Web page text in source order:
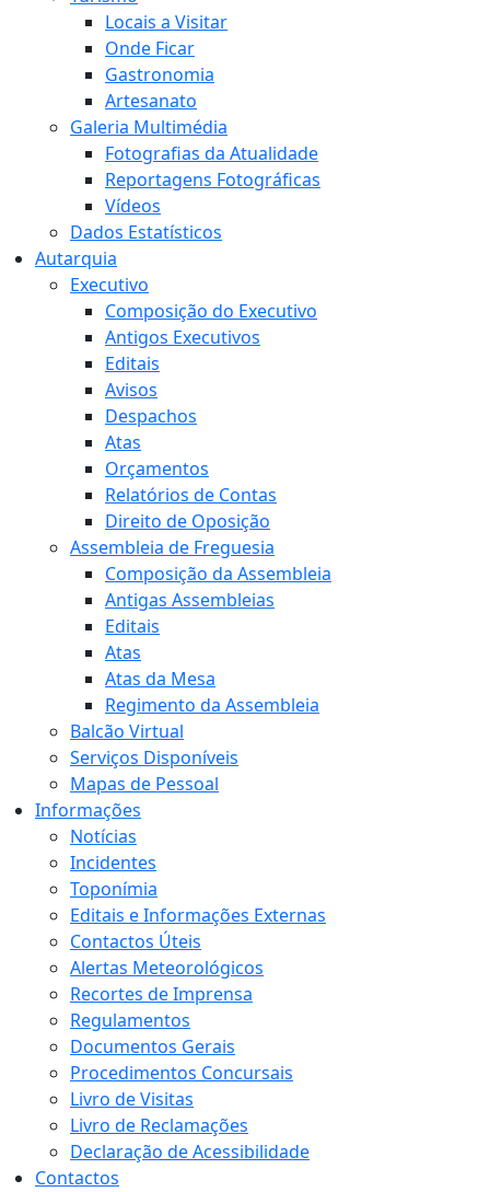
Locais a Visitar
Onde Ficar
Gastronomia
Artesanato
Galeria Multimédia
Fotografias da Atualidade
Reportagens Fotográficas
Vídeos
Dados Estatísticos
Autarquia
Executivo
Composição do Executivo
Antigos Executivos
Editais
Avisos
Despachos
Atas
Orçamentos
Relatórios de Contas
Direito de Oposição
Assembleia de Freguesia
Composição da Assembleia
Antigas Assembleias
Editais
Atas
Atas da Mesa
Regimento da Assembleia
Balcão Virtual
Serviços Disponíveis
Mapas de Pessoal
Informações
Notícias
Incidentes
Toponímia
Editais e Informações Externas
Contactos Úteis
Alertas Meteorológicos
Recortes de Imprensa
Regulamentos
Documentos Gerais
Procedimentos Concursais
Livro de Visitas
Livro de Reclamações
Declaração de Acessibilidade
Contactos